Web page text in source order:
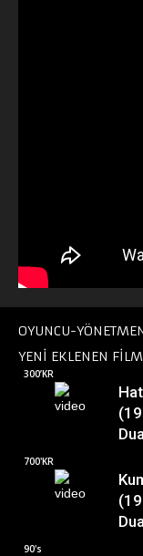
OYUNCU-
YENİ EKLENEN
300’KR
700'KR
90's